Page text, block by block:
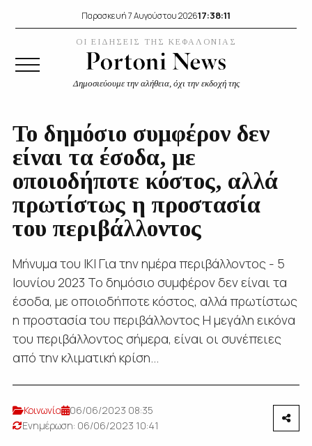
Παρασκευή 7 Αυγούστου 202617:38:12
ΟΙ ΕΙΔΗΣΕΙΣ ΤΗΣ ΚΕΦΑΛΟΝΙΑΣ
Δημοσιεύουμε την αλήθεια, όχι την εκδοχή της
Το δημόσιο συμφέρον δεν
είναι τα έσοδα, με
οποιοδήποτε κόστος, αλλά
πρωτίστως η προστασία
του περιβάλλοντος
Μήνυμα του ΙΚΙ Για την ημέρα περιβάλλοντος - 5
Ιουνίου 2023 Το δημόσιο συμφέρον δεν είναι τα
έσοδα, με οποιοδήποτε κόστος, αλλά πρωτίστως
η προστασία του περιβάλλοντος Η μεγάλη εικόνα
του περιβάλλοντος σήμερα, είναι οι συνέπειες
από την κλιματική κρίση...
Κοινωνία
06/06/2023 08:35
Ενημέρωση: 06/06/2023 10:41